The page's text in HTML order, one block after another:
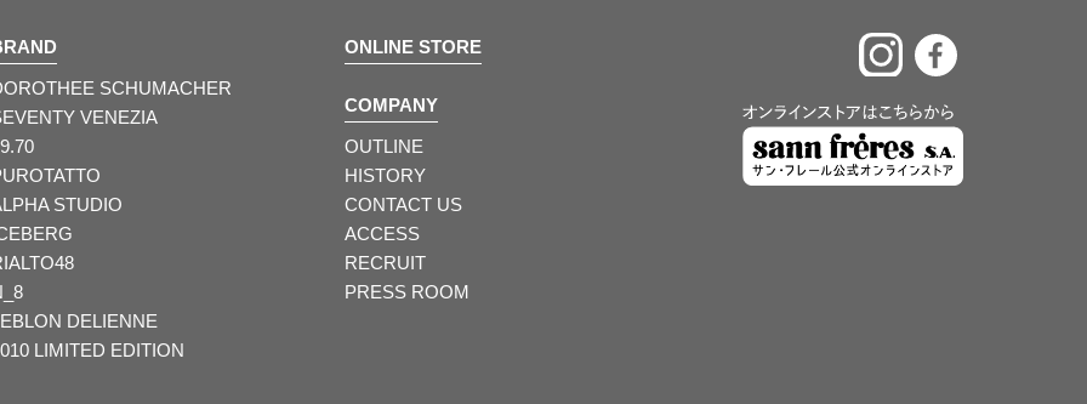
SCHUMACHER
VENEZIA
STUDIO
DELIENNE
LIMITED EDITION
ONLINE STORE
COMPANY
OUTLINE
HISTORY
CONTACT US
ACCESS
RECRUIT
PRESS ROOM